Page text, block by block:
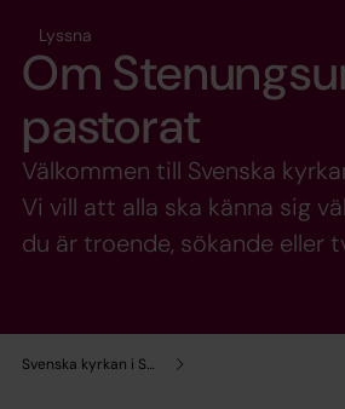
Svenska kyrkan i Stenungsund
Lyssna
Om
pastorat
Välkommen till Svenska
Vi vill att alla ska känna sig
du är troende, sökande eller